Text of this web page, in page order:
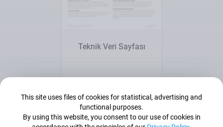
Teknik Veri Sayfası
This site uses files of cookies for statistical, advertising and
functional purposes.
By using this website, you consent to our use of cookies in